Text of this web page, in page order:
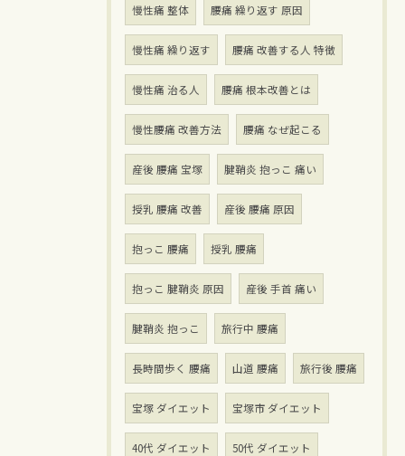
慢性痛 整体 腰痛 繰り返す 原因
慢性痛 繰り返す 腰痛 改善する人 特徴
慢性痛 治る人 腰痛 根本改善とは
慢性腰痛 改善方法 腰痛 なぜ起こる
産後 腰痛 宝塚 腱鞘炎 抱っこ 痛い
授乳 腰痛 改善 産後 腰痛 原因
抱っこ 腰痛 授乳 腰痛
抱っこ 腱鞘炎 原因 産後 手首 痛い
腱鞘炎 抱っこ 旅行中 腰痛
長時間歩く 腰痛 山道 腰痛 旅行後 腰痛
宝塚 ダイエット 宝塚市 ダイエット
40代 ダイエット 50代 ダイエット